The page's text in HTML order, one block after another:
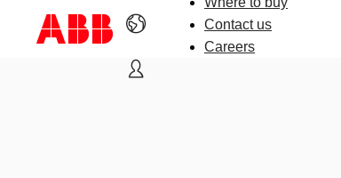
Contact us
Careers